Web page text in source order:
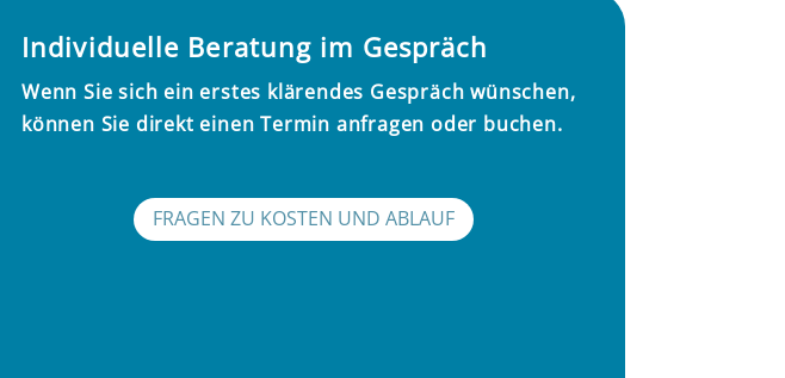
Individuelle Beratung im Gespräch
Wenn Sie sich ein erstes klärendes Gespräch wünschen,
können Sie direkt einen Termin anfragen oder buchen.
FRAGEN ZU KOSTEN UND ABLAUF